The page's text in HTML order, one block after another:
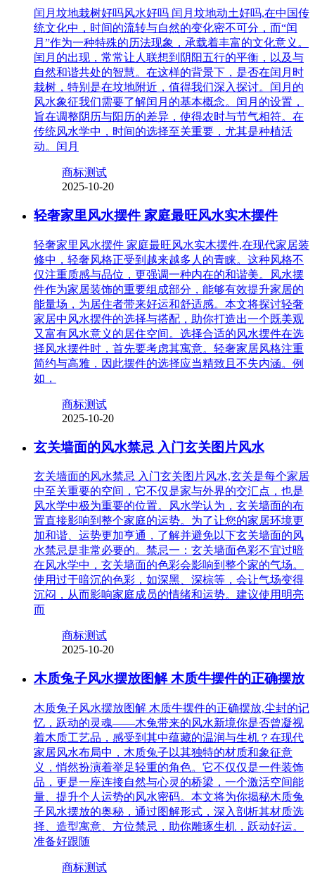
闰月坟地栽树好吗风水好吗 闰月坟地动土好吗,在中国传
统文化中，时间的流转与自然的变化密不可分，而“闰
月”作为一种特殊的历法现象，承载着丰富的文化意义。
闰月的出现，常常让人联想到阴阳五行的平衡，以及与
自然和谐共处的智慧。在这样的背景下，是否在闰月时
栽树，特别是在坟地附近，值得我们深入探讨。闰月的
风水象征我们需要了解闰月的基本概念。闰月的设置，
旨在调整阴历与阳历的差异，使得农时与节气相符。在
传统风水学中，时间的选择至关重要，尤其是种植活
动。闰月
商标测试
2025-10-20
轻奢家里风水摆件 家庭最旺风水实木摆件
轻奢家里风水摆件 家庭最旺风水实木摆件,在现代家居装
修中，轻奢风格正受到越来越多人的青睐。这种风格不
仅注重质感与品位，更强调一种内在的和谐美。风水摆
件作为家居装饰的重要组成部分，能够有效提升家居的
能量场，为居住者带来好运和舒适感。本文将探讨轻奢
家居中风水摆件的选择与搭配，助你打造出一个既美观
又富有风水意义的居住空间。选择合适的风水摆件在选
择风水摆件时，首先要考虑其寓意。轻奢家居风格注重
简约与高雅，因此摆件的选择应当精致且不失内涵。例
如，
商标测试
2025-10-20
玄关墙面的风水禁忌 入门玄关图片风水
玄关墙面的风水禁忌 入门玄关图片风水,玄关是每个家居
中至关重要的空间，它不仅是家与外界的交汇点，也是
风水学中极为重要的位置。风水学认为，玄关墙面的布
置直接影响到整个家庭的运势。为了让您的家居环境更
加和谐、运势更加亨通，了解并避免以下玄关墙面的风
水禁忌是非常必要的。禁忌一：玄关墙面色彩不宜过暗
在风水学中，玄关墙面的色彩会影响到整个家的气场。
使用过于暗沉的色彩，如深黑、深棕等，会让气场变得
沉闷，从而影响家庭成员的情绪和运势。建议使用明亮
而
商标测试
2025-10-20
木质兔子风水摆放图解 木质牛摆件的正确摆放
木质兔子风水摆放图解 木质牛摆件的正确摆放,尘封的记
忆，跃动的灵魂——木兔带来的风水新境你是否曾凝视
着木质工艺品，感受到其中蕴藏的温润与生机？在现代
家居风水布局中，木质兔子以其独特的材质和象征意
义，悄然扮演着举足轻重的角色。它不仅仅是一件装饰
品，更是一座连接自然与心灵的桥梁，一个激活空间能
量、提升个人运势的风水密码。本文将为你揭秘木质兔
子风水摆放的奥秘，通过图解形式，深入剖析其材质选
择、造型寓意、方位禁忌，助你雕琢生机，跃动好运。
准备好跟随
商标测试